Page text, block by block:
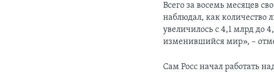
Всего за восемь месяцев
наблюдал, как
увеличилось с 4,1 млрд
изменившийся мир», –
Сам Росс начал работать